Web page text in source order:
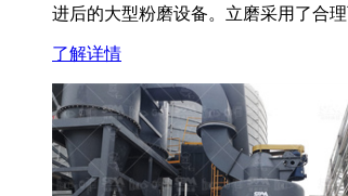
进后的大型粉磨设备。立磨采用了合
了解详情